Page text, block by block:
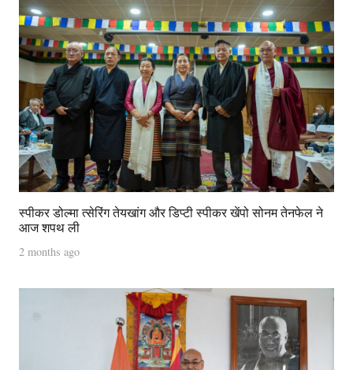
स्पीकर डोल्मा त्सेरिंग तेयखांग और डिप्टी स्पीकर खेंपो सोनम तेनफेल ने
आज शपथ ली
2 months ago